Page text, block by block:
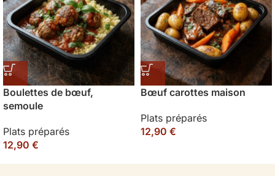
Boulettes de bœuf,
semoule
Plats préparés
12,90 €
Bœuf carottes maison
Plats préparés
12,90 €